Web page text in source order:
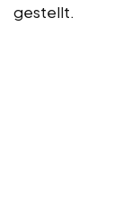
gestellt.